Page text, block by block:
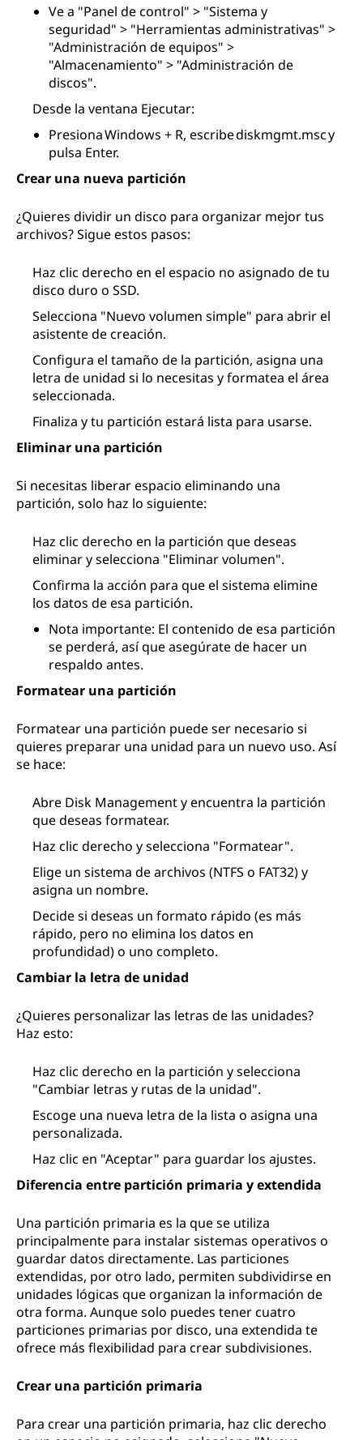
Ve a "Panel de control" > "Sistema y
seguridad" > "Herramientas administrativas" >
"Administración de equipos" >
"Almacenamiento" > "Administración de
discos".
Desde la ventana Ejecutar:
Presiona Windows + R, escribe diskmgmt.msc y
pulsa Enter.
Crear una nueva partición
¿Quieres dividir un disco para organizar mejor tus
archivos? Sigue estos pasos:
Haz clic derecho en el espacio no asignado de tu
disco duro o SSD.
Selecciona "Nuevo volumen simple" para abrir el
asistente de creación.
Configura el tamaño de la partición, asigna una
letra de unidad si lo necesitas y formatea el área
seleccionada.
Finaliza y tu partición estará lista para usarse.
Eliminar una partición
Si necesitas liberar espacio eliminando una
partición, solo haz lo siguiente:
Haz clic derecho en la partición que deseas
eliminar y selecciona "Eliminar volumen".
Confirma la acción para que el sistema elimine
los datos de esa partición.
Nota importante: El contenido de esa partición
se perderá, así que asegúrate de hacer un
respaldo antes.
Formatear una partición
Formatear una partición puede ser necesario si
quieres preparar una unidad para un nuevo uso. Así
se hace:
Abre Disk Management y encuentra la partición
que deseas formatear.
Haz clic derecho y selecciona "Formatear".
Elige un sistema de archivos (NTFS o FAT32) y
asigna un nombre.
Decide si deseas un formato rápido (es más
rápido, pero no elimina los datos en
profundidad) o uno completo.
Cambiar la letra de unidad
¿Quieres personalizar las letras de las unidades?
Haz esto:
Haz clic derecho en la partición y selecciona
"Cambiar letras y rutas de la unidad".
Escoge una nueva letra de la lista o asigna una
personalizada.
Haz clic en "Aceptar" para guardar los ajustes.
Diferencia entre partición primaria y extendida
Una partición primaria es la que se utiliza
principalmente para instalar sistemas operativos o
guardar datos directamente. Las particiones
extendidas, por otro lado, permiten subdividirse en
unidades lógicas que organizan la información de
otra forma. Aunque solo puedes tener cuatro
particiones primarias por disco, una extendida te
ofrece más flexibilidad para crear subdivisiones.
Crear una partición primaria
Para crear una partición primaria, haz clic derecho